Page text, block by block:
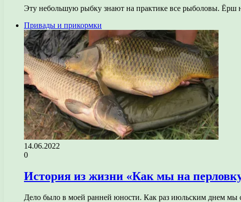
Эту небольшую рыбку знают на практике все рыболовы. Ёрш
Привады и прикормки
14.06.2022
0
История из жизни «Как мы на
Дело было в моей ранней юности. Как раз июльским днем мы